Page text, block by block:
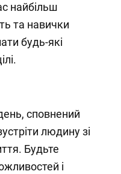
найбільш
та навички
будь-які
сповнений
людину зі
Будьте
і